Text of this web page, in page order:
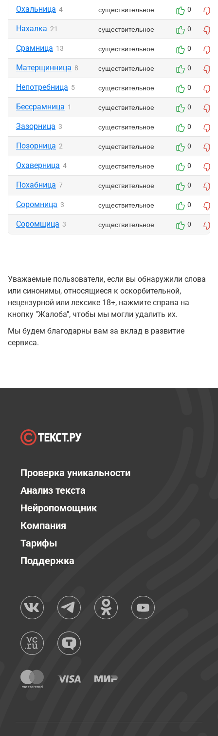
Охальница 4 существительное 0
Нахалка 21 существительное 0
Срамница 13 существительное 0
Матерщинница 8 существительное 0
Непотребница 5 существительное 0
Бессрамница 1 существительное 0
Зазорница 3 существительное 0
Позорница 2 существительное 0
Охаверница 4 существительное 0
Похабница 7 существительное 0
Соромница 3 существительное 0
Соромщица 3 существительное 0
Уважаемые пользователи, если вы обнаружили слова
или синонимы, относящиеся к оскорбительной,
нецензурной или лексике 18+, нажмите справа на
кнопку "Жалоба", чтобы мы могли удалить их.
Мы будем благодарны вам за вклад в развитие
сервиса.
Проверка уникальности
Анализ текста
Нейропомощник
Компания
Тарифы
Поддержка